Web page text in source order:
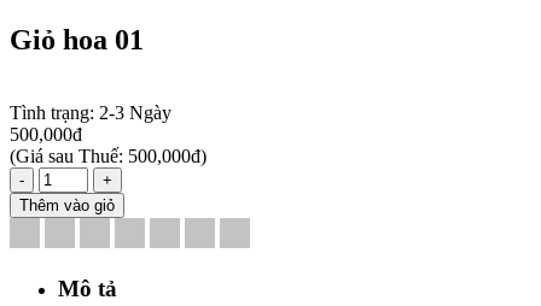
Giỏ hoa 01
Tình trạng: 2-3 Ngày
500,000đ
(Giá sau Thuế: 500,000đ)
-
+
Thêm vào giỏ
Mô tả